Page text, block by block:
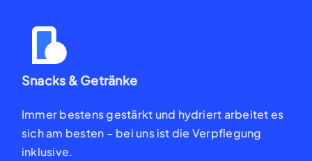
Snacks & Getränke
Immer bestens gestärktund hydriert arbeitet es
sicham besten – bei uns ist dieVerpflegung
inklusive.